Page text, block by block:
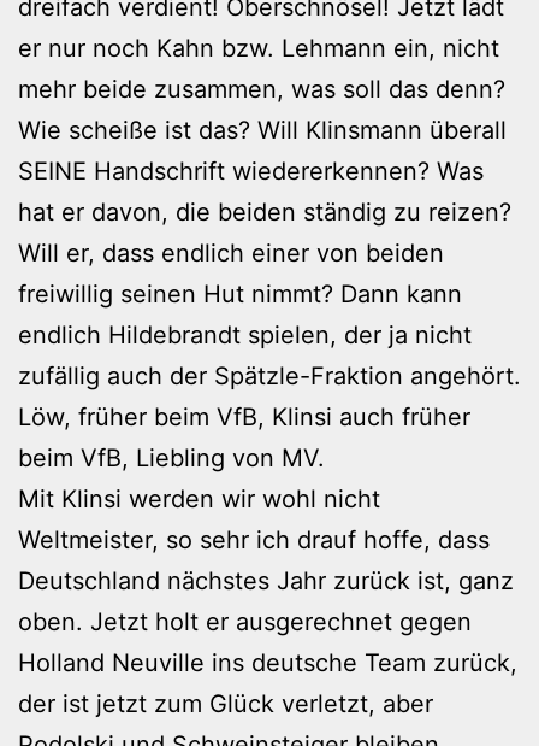
dreifach verdient! Oberschnösel! Jetzt lädt
er nur noch Kahn bzw. Lehmann ein, nicht
mehr beide zusammen, was soll das denn?
Wie scheiße ist das? Will Klinsmann überall
SEINE Handschrift wiedererkennen? Was
hat er davon, die beiden ständig zu reizen?
Will er, dass endlich einer von beiden
freiwillig seinen Hut nimmt? Dann kann
endlich Hildebrandt spielen, der ja nicht
zufällig auch der Spätzle-Fraktion angehört.
Löw, früher beim VfB, Klinsi auch früher
beim VfB, Liebling von MV.
Mit Klinsi werden wir wohl nicht
Weltmeister, so sehr ich drauf hoffe, dass
Deutschland nächstes Jahr zurück ist, ganz
oben. Jetzt holt er ausgerechnet gegen
Holland Neuville ins deutsche Team zurück,
der ist jetzt zum Glück verletzt, aber